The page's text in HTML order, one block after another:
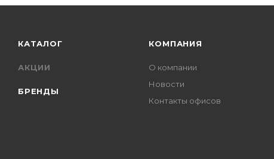
КАТАЛОГ
АКЦИИ
БРЕНДЫ
КОМПАНИЯ
О компании
Новости
Контакты офисов